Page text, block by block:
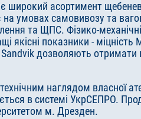
широкий асортимент
на умовах самовивозу та
та ЩПС. Фізико-механічні
показники - міцність
Sandvik дозволяють
наглядом власної
в системі УкрСЕПРО.
м. Дрезден.